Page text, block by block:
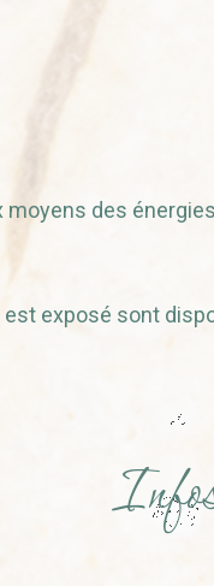
des
exposé sont